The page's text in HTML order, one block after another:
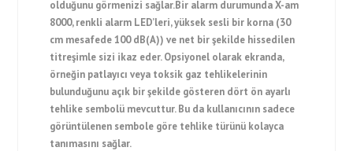
olduğunu görmenizi sağlar.Bir alarm durumunda X-am
8000, renkli alarm LED’leri, yüksek sesli bir korna (30
cm mesafede 100 dB(A)) ve net bir şekilde hissedilen
titreşimle sizi ikaz eder. Opsiyonel olarak ekranda,
örneğin patlayıcı veya toksik gaz tehlikelerinin
bulunduğunu açık bir şekilde gösteren dört ön ayarlı
tehlike sembolü mevcuttur. Bu da kullanıcının sadece
görüntülenen sembole göre tehlike türünü kolayca
tanımasını sağlar.